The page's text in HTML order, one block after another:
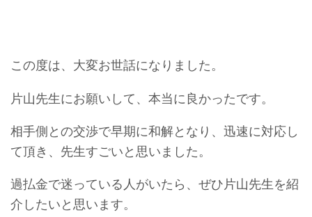
この度は、大変お世話になりました。
片山先生にお願いして、本当に良かったです。
相手側との交渉で早期に和解となり、迅速に対応し
て頂き、先生すごいと思いました。
過払金で迷っている人がいたら、ぜひ片山先生を紹
介したいと思います。